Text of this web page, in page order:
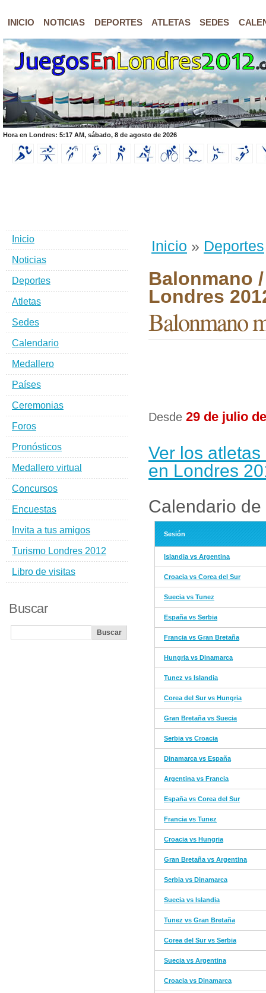
INICIO NOTICIAS DEPORTES ATLETAS SEDES
Hora en Londres: 5:17 AM, sábado, 8 de agosto de 2026
Inicio » Deportes
Balonmano
Londres
Balonmano
Desde 29 de julio
Ver los
en Londres
Calendario
Sesión
Islandia vs Argentina
Croacia vs Corea del Sur
Suecia vs Tunez
España vs Serbia
Francia vs Gran Bretaña
Hungria vs Dinamarca
Tunez vs Islandia
Corea del Sur vs Hungria
Gran Bretaña vs Suecia
Serbia vs Croacia
Dinamarca vs España
Argentina vs Francia
España vs Corea del Sur
Francia vs Tunez
Croacia vs Hungria
Gran Bretaña vs Argentina
Serbia vs Dinamarca
Suecia vs Islandia
Tunez vs Gran Bretaña
Corea del Sur vs Serbia
Suecia vs Argentina
Croacia vs Dinamarca
Inicio
Noticias
Deportes
Atletas
Sedes
Calendario
Medallero
Países
Ceremonias
Foros
Pronósticos
Medallero virtual
Concursos
Encuestas
Invita a tus amigos
Turismo Londres 2012
Libro de visitas
Buscar